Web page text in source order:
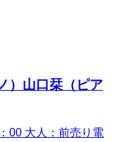
）山口栞（ピア
00 大人：前売り電